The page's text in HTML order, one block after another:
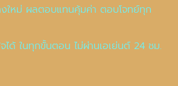
งใหม่ ผลตอบแทนคุ้มค่า ตอบโจทย์ทุก
ได้ ในทุกขั้นตอน ไม่ผ่านเอเย่นต์ 24 ชม.